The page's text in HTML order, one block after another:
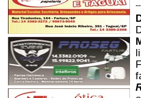
renata - fartura sp/são paulo
26/09/2019 - 11:56
-----------------------
O programa No Caminho da
Providencia foi maravilhoso.
Parabéns...
Regina - Juiz de Fora/MG
23/09/2019 - 15:58
-----------------------